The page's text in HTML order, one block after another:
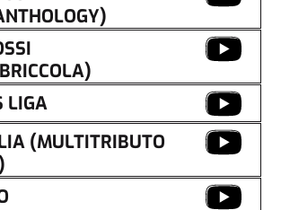
LIGA
(MULTITRIBUTO